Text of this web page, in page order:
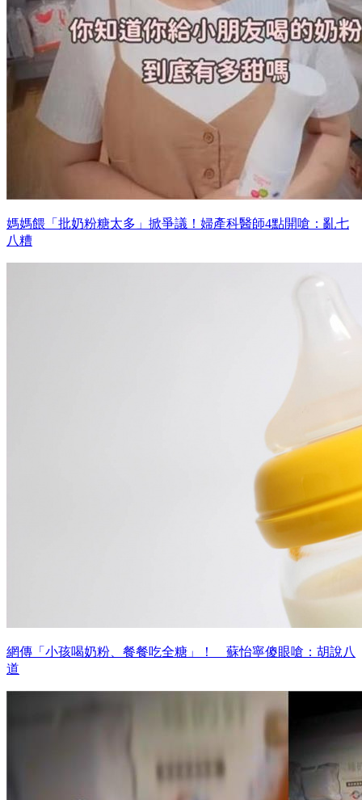
媽媽餵「批奶粉糖太多」掀爭議！婦產科醫師4點開嗆：亂七
八糟
網傳「小孩喝奶粉、餐餐吃全糖」！ 蘇怡寧傻眼嗆：胡說八
道